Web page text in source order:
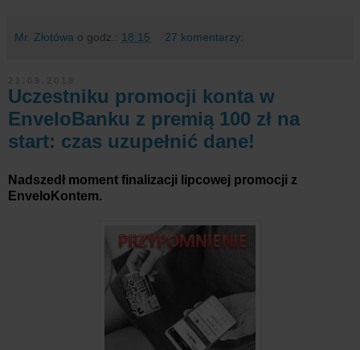
Mr. Złotówa o godz.: 18:15 27 komentarzy:
Uczestniku promocji konta w
EnveloBanku z premią 100 zł na
start: czas uzupełnić dane!
Nadszedł moment finalizacji lipcowej promocji z
EnveloKontem.